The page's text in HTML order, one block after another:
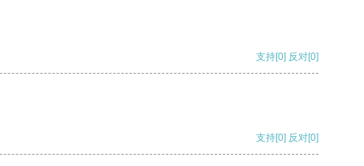
支持[0] 反对[0]
支持[0] 反对[0]